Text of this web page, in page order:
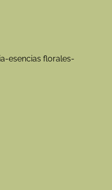
esencias florales-